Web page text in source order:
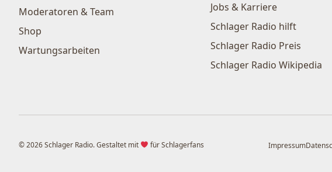
Moderatoren & Team
Shop
Wartungsarbeiten
Jobs & Karriere
Schlager Radio hilft
Schlager Radio Preis
Schlager Radio Wikipedia
© 2026 Schlager Radio. Gestaltet mit für Schlagerfans Impressum